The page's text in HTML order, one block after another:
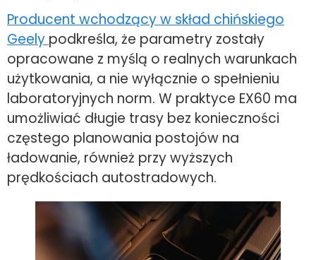
Producent wchodzący w skład chińskiego
Geely podkreśla, że parametry zostały
opracowane z myślą o realnych warunkach
użytkowania, a nie wyłącznie o spełnieniu
laboratoryjnych norm. W praktyce EX60 ma
umożliwiać długie trasy bez konieczności
częstego planowania postojów na
ładowanie, również przy wyższych
prędkościach autostradowych.